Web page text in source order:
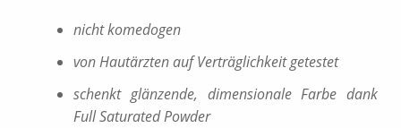
nicht komedogen
von Hautärzten auf Verträglichkeit getestet
schenkt glänzende, dimensionale Farbe dank
Full Saturated Powder